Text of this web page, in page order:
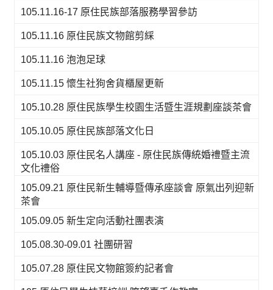
105.11.16-17 原住民族部落服務學習參訪
105.11.16 原住民族文物館剪綵
105.11.16 泡泡足球
105.11.15 懷生社狗舍貨櫃屋更新
105.10.28 原住民族學生校園生活暨生涯規劃座談茶會
105.10.05 原住民族部落文化日
105.10.03 原住民名人講座 - 原住民族傳統婚禮暨主流
文化禮俗
105.09.21 原住民新生輔導暨傳承座談會 原氣出列迎新
茶會
105.09.05 新生定向活動社團表演
105.08.30-09.01 社團研習
105.07.28 原住民文物館簽約記者會